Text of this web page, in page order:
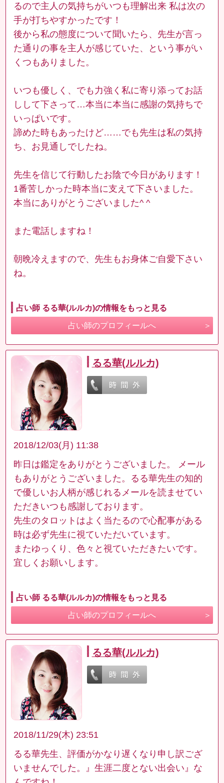
るので主人の気持ちがいつも理解出来 私は次の
手が打ちやすかったです！
後から私の態度について聞いたら、先生が言っ
た通りの事を主人が感じていた、という事がい
くつもありました。
いつも優しく、でも力強く私に寄り添ってお話
しして下さって…本当に本当に感謝の気持ちで
いっぱいです。
諦めた時もあったけど……でも先生は私の気持
ち、お見通しでしたね。
先生を信じて行動したお陰で今日があります！
1番苦しかった時本当に支えて下さいました。
本当にありがとうございました^ ^
また電話しますね！
朝晩冷えますので、先生もお身体ご自愛下さい
ね。
占い師 るる華(ルルカ)の情報をもっと見る
占い師のプロフィールへ
るる華(ルルカ)
2018/12/03(月) 11:38
昨日は鑑定をありがとうございました。 メール
もありがとうございました。るる華先生の知的
で優しいお人柄が感じれるメールを読ませてい
ただきいつも感謝しております。
先生のタロットはよく当たるので心配事がある
時は必ず先生に視ていただいています。
またゆっくり、色々と視ていただきたいです。
宜しくお願いします。
占い師 るる華(ルルカ)の情報をもっと見る
占い師のプロフィールへ
るる華(ルルカ)
2018/11/29(木) 23:51
るる華先生、評価がかなり遅くなり申し訳ござ
いませんでした。』生涯二度とない出会い』な